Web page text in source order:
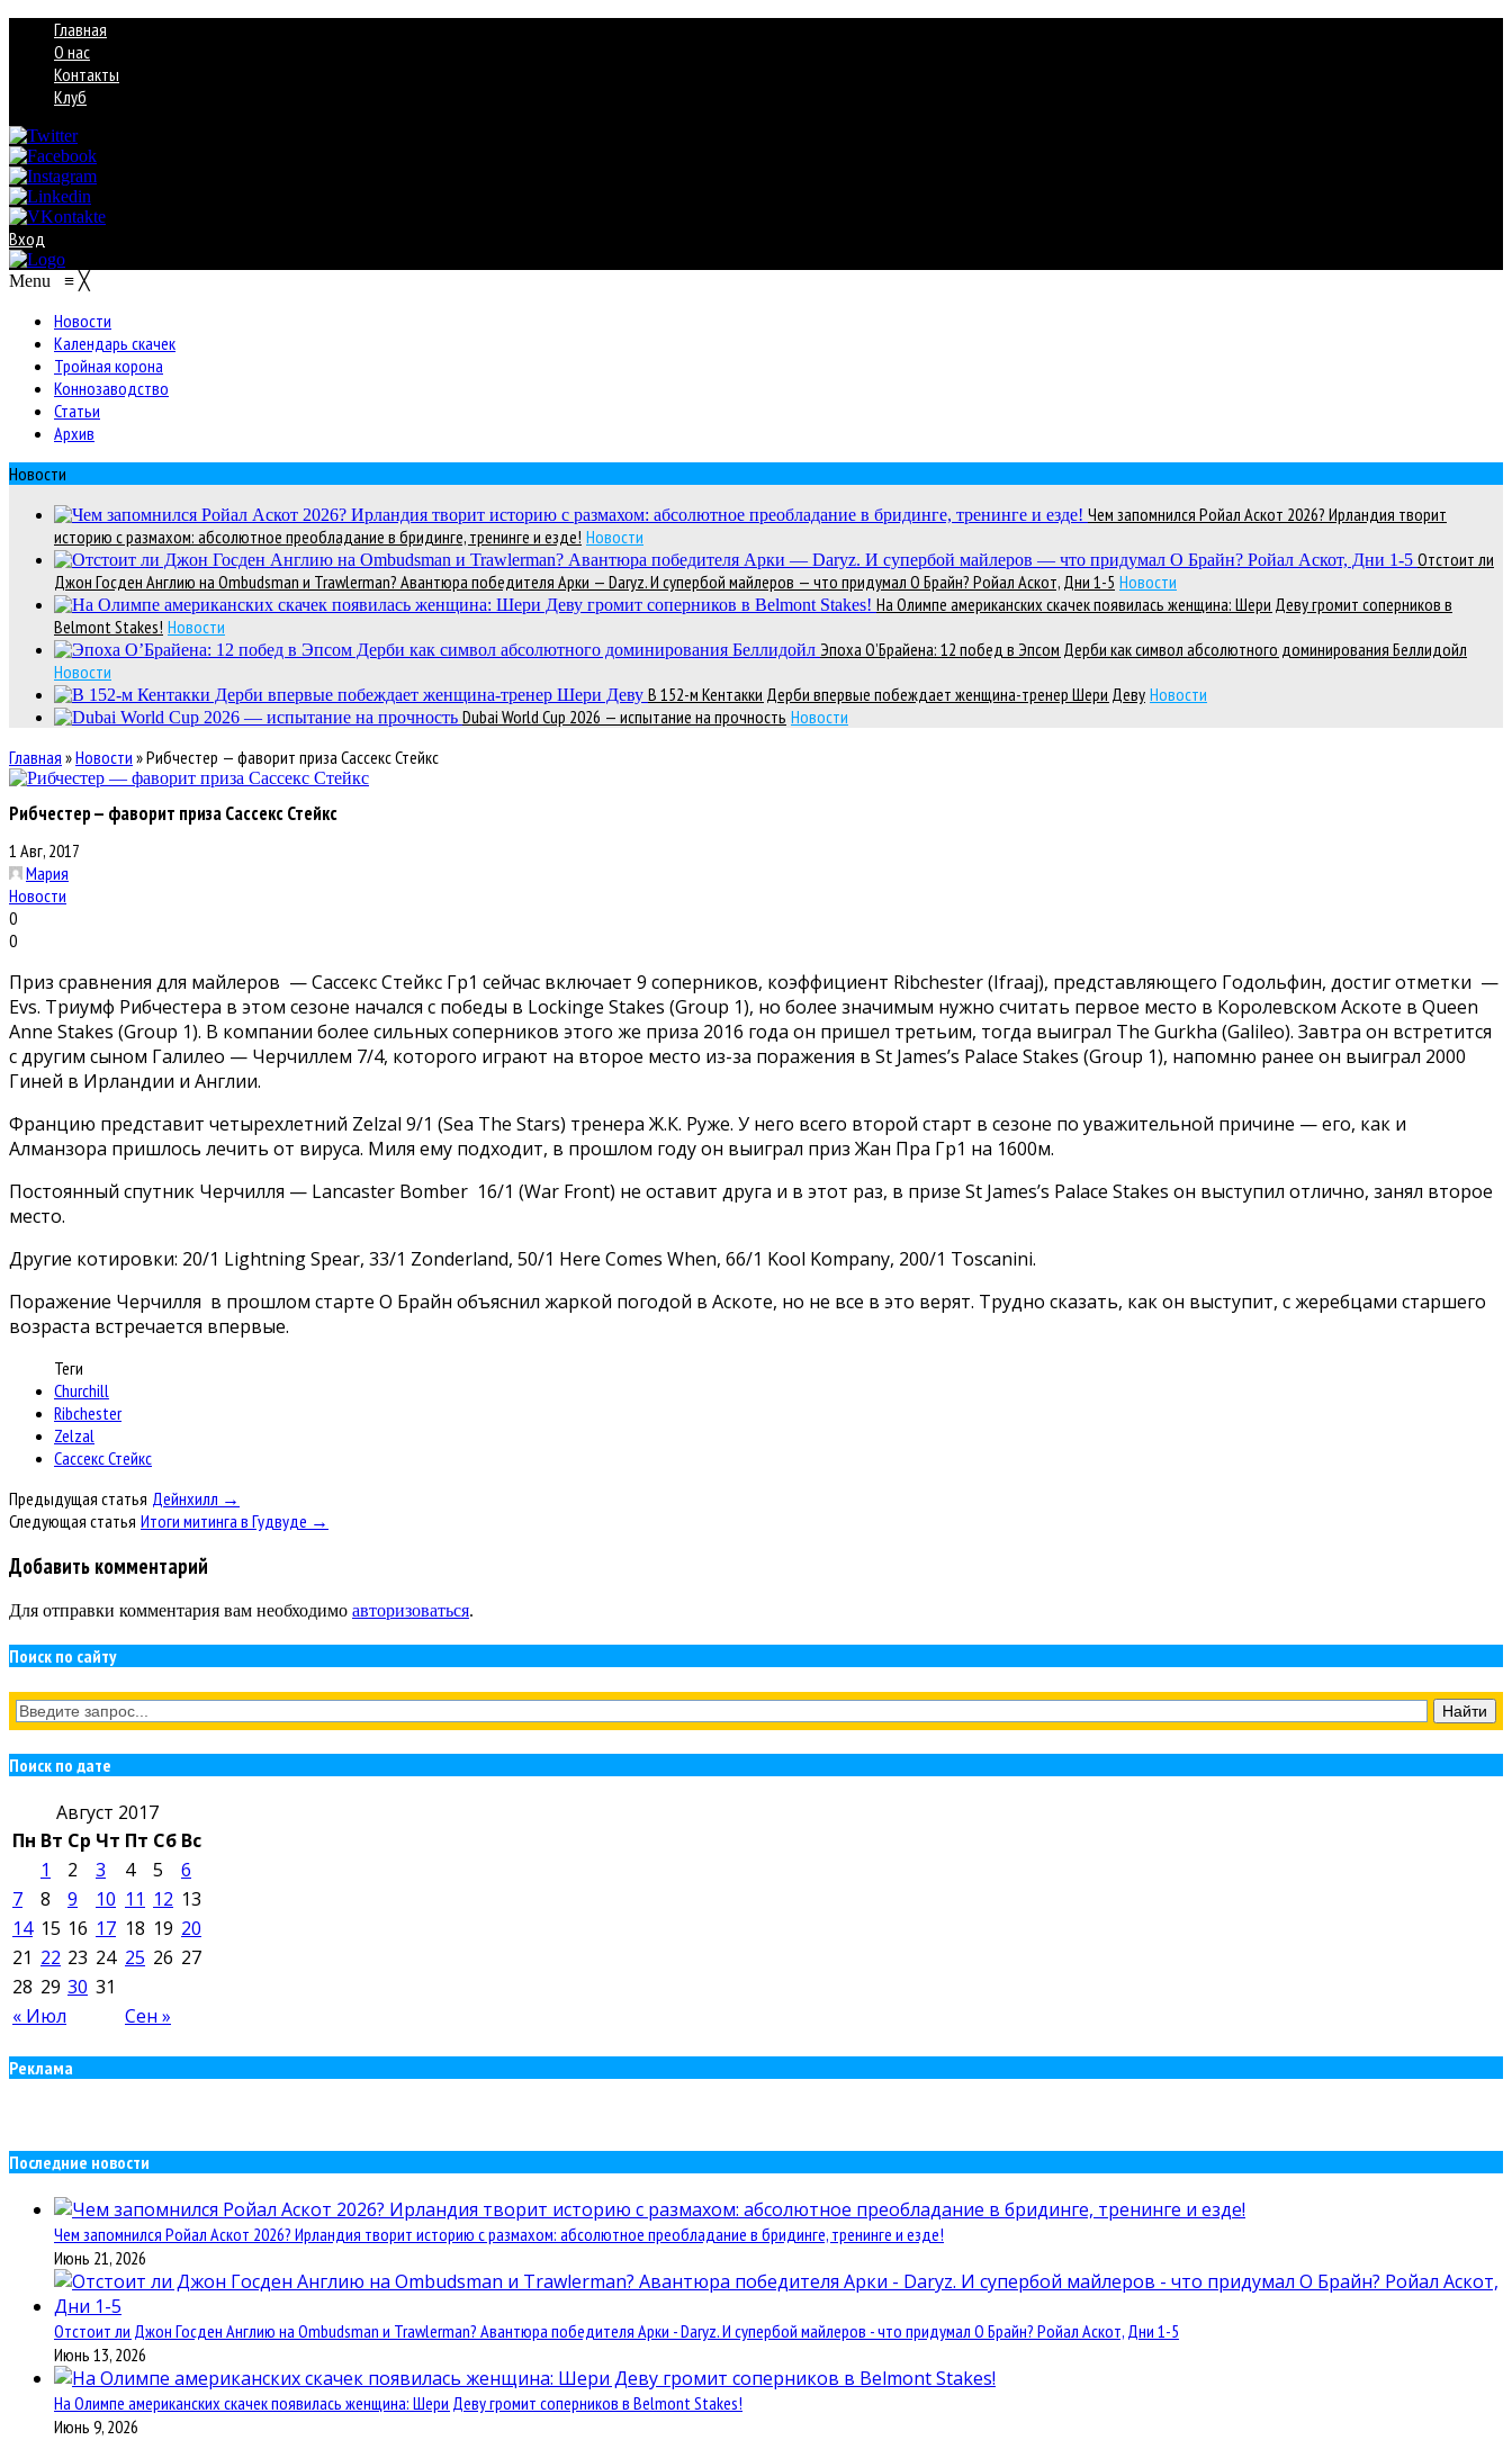
Главная
О нас
Контакты
Клуб
Вход
Menu ≡ ╳
Новости
Календарь скачек
Тройная корона
Коннозаводство
Статьи
Архив
Новости
Чем запомнился Ройал Аскот 2026? Ирландия творит
историю с размахом: абсолютное преобладание в бридинге, тренинге и езде! Новости
Отстоит ли
Джон Госден Англию на Ombudsman и Trawlerman? Авантюра победителя Арки — Daryz. И супербой майлеров — что придумал О Брайн? Ройал Аскот, Дни 1-5 Новости
На Олимпе американских скачек появилась женщина: Шери Деву громит соперников в
Belmont Stakes! Новости
Эпоха О’Брайена: 12 побед в Эпсом Дерби как символ абсолютного доминирования Беллидойл
Новости
В 152-м Кентакки Дерби впервые побеждает женщина-тренер Шери Деву Новости
Dubai World Cup 2026 — испытание на прочность Новости
Главная »Новости »Рибчестер — фаворит приза Сассекс Стейкс
Рибчестер — фаворит приза Сассекс Стейкс
1 Авг, 2017
Мария
Новости
0
0
Приз сравнения для майлеров — Сассекс Стейкс Гр1 сейчас включает 9 соперников, коэффициент Ribchester (Ifraaj), представляющего Годольфин, достиг отметки —
Evs. Триумф Рибчестера в этом сезоне начался с победы в Lockinge Stakes (Group 1), но более значимым нужно считать первое место в Королевском Аскоте в Queen
Anne Stakes (Group 1). В компании более сильных соперников этого же приза 2016 года он пришел третьим, тогда выиграл The Gurkha (Galileo). Завтра он встретится
с другим сыном Галилео — Черчиллем 7/4, которого играют на второе место из-за поражения в St James’s Palace Stakes (Group 1), напомню ранее он выиграл 2000
Гиней в Ирландии и Англии.
Францию представит четырехлетний Zelzal 9/1 (Sea The Stars) тренера Ж.К. Руже. У него всего второй старт в сезоне по уважительной причине — его, как и
Алманзора пришлось лечить от вируса. Миля ему подходит, в прошлом году он выиграл приз Жан Пра Гр1 на 1600м.
Постоянный спутник Черчилля — Lancaster Bomber 16/1 (War Front) не оставит друга и в этот раз, в призе St James’s Palace Stakes он выступил отлично, занял второе
место.
Другие котировки: 20/1 Lightning Spear, 33/1 Zonderland, 50/1 Here Comes When, 66/1 Kool Kompany, 200/1 Toscanini.
Поражение Черчилля в прошлом старте О Брайн объяснил жаркой погодой в Аскоте, но не все в это верят. Трудно сказать, как он выступит, с жеребцами старшего
возраста встречается впервые.
Теги
Churchill
Ribchester
Zelzal
Сассекс Стейкс
Предыдущая статья Дейнхилл →
Следующая статья Итоги митинга в Гудвуде →
Добавить комментарий
Для отправки комментария вам необходимо авторизоваться.
Поиск по сайту
Поиск по дате
Август 2017
Пн Вт Ср Чт Пт Сб Вс
« Июл Сен »
1 2 3 4 5
6
7
8 9 10 11 12 13
14 15 16 17 18 19 20
21 22 23 24 25 26 27
28 29 30 31
Реклама
Последние новости
Чем запомнился Ройал Аскот 2026? Ирландия творит историю с размахом: абсолютное преобладание в бридинге, тренинге и езде!
Июнь 21, 2026
Отстоит ли Джон Госден Англию на Ombudsman и Trawlerman? Авантюра победителя Арки - Daryz. И супербой майлеров - что придумал О Брайн? Ройал Аскот, Дни 1-5
Июнь 13, 2026
На Олимпе американских скачек появилась женщина: Шери Деву громит соперников в Belmont Stakes!
Июнь 9, 2026